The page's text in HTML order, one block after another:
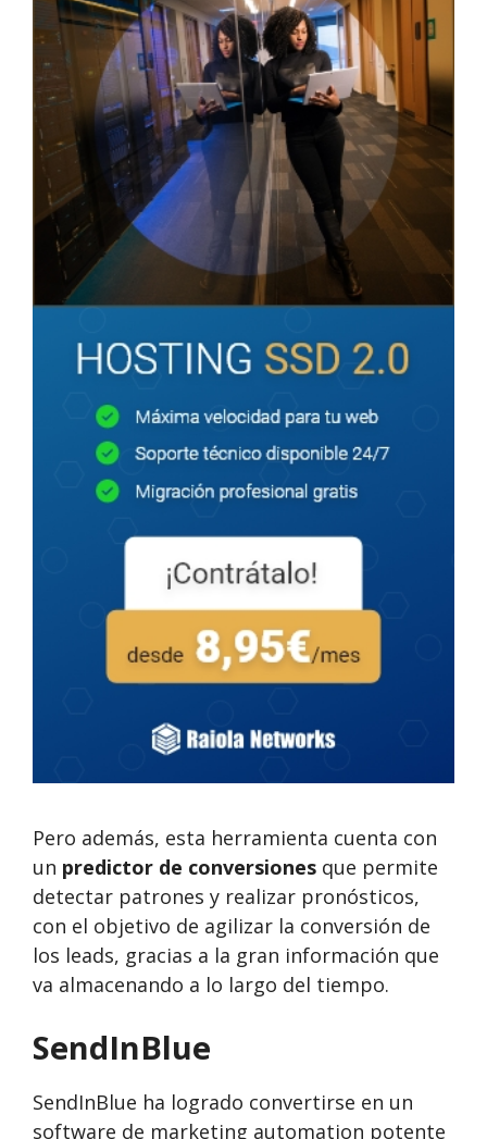
Pero además, esta herramienta cuenta con
un predictor de conversiones que permite
detectar patrones y realizar pronósticos,
con el objetivo de agilizar la conversión de
los leads, gracias a la gran información que
va almacenando a lo largo del tiempo.
SendInBlue
SendInBlue ha logrado convertirse en un
software de marketing automation potente